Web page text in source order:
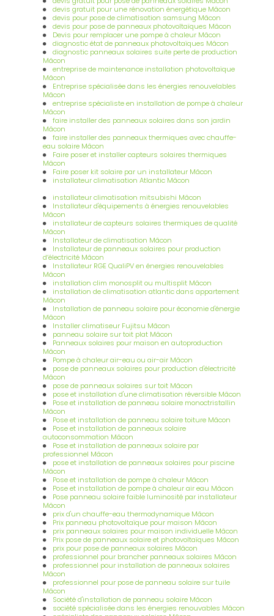
devis gratuit pour une rénovation énergétique Mâcon
devis pour pose de climatisation samsung Mâcon
devis pour pose de panneaux photovoltaïques Mâcon
Devis pour remplacer une pompe à chaleur Mâcon
diagnostic état de panneaux photovoltaïques Mâcon
diagnostic panneaux solaires suite perte de production
Mâcon
entreprise de maintenance installation photovoltaïque
Mâcon
Entreprise spécialisée dans les énergies renouvelables
Mâcon
entreprise spécialiste en installation de pompe à chaleur
Mâcon
faire installer des panneaux solaires dans son jardin
Mâcon
faire installer des panneaux thermiques avec chauffe-
eau solaire Mâcon
Faire poser et installer capteurs solaires thermiques
Mâcon
Faire poser kit solaire par un installateur Mâcon
installateur climatisation Atlantic Mâcon
installateur climatisation mitsubishi Mâcon
Installateur d'équipements à énergies renouvelables
Mâcon
installateur de capteurs solaires thermiques de qualité
Mâcon
Installateur de climatisation Mâcon
Installateur de panneaux solaires pour production
d’électricité Mâcon
Installateur RGE QualiPV en énergies renouvelables
Mâcon
installation clim monosplit ou multisplit Mâcon
installation de climatisation atlantic dans appartement
Mâcon
Installation de panneau solaire pour économie d'énergie
Mâcon
Installer climatiseur Fujitsu Mâcon
panneau solaire sur toit plat Mâcon
Panneaux solaires pour maison en autoproduction
Mâcon
Pompe à chaleur air-eau ou air-air Mâcon
pose de panneaux solaires pour production d'électricité
Mâcon
pose de panneaux solaires sur toit Mâcon
pose et installation d'une climatisation réversible Mâcon
Pose et installation de panneau solaire monoctristallin
Mâcon
Pose et installation de panneau solaire toiture Mâcon
Pose et installation de panneaux solaire
autoconsommation Mâcon
Pose et installation de panneaux solaire par
professionnel Mâcon
pose et installation de panneaux solaires pour piscine
Mâcon
Pose et installation de pompe à chaleur Mâcon
Pose et installation de pompe à chaleur air eau Mâcon
Pose panneau solaire faible luminosité par installateur
Mâcon
prix d'un chauffe-eau thermodynamique Mâcon
Prix panneau photovoltaïque pour maison Mâcon
prix panneaux solaires pour maison individuelle Mâcon
Prix pose de panneaux solaire et photovoltaïques Mâcon
prix pour pose de panneaux solaires Mâcon
professionnel pour brancher panneaux solaires Mâcon
professionnel pour installation de panneaux solaires
Mâcon
professionnel pour pose de panneau solaire sur tuile
Mâcon
Société d'installation de panneau solaire Mâcon
société spécialisée dans les énergies renouvables Mâcon